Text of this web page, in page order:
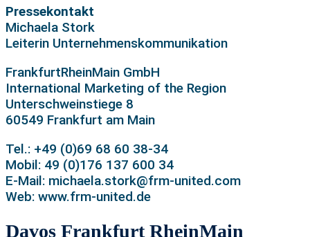
Pressekontakt
Michaela Stork
Leiterin Unternehmenskommunikation
FrankfurtRheinMain GmbH
International Marketing of the Region
Unterschweinstiege 8
60549 Frankfurt am Main
Tel.: +49 (0)69 68 60 38-34
Mobil: 49 (0)176 137 600 34
E-Mail: michaela.stork@frm-united.com
Web: www.frm-united.de
Davos Frankfurt RheinMain